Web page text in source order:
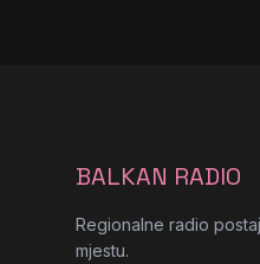
BALKAN RADIO
Regionalne radio
mjestu.